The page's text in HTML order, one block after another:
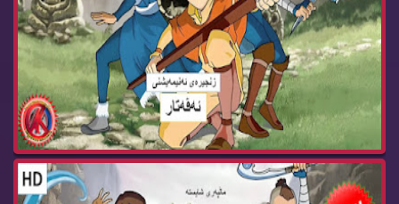
زنجیره‌ كارتۆنی ئه‌ڤه‌تار وه‌رزی سێ ئه‌ڵقه‌ی 21...